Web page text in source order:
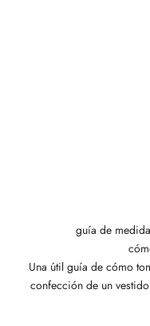
guía de
Una útil guía de cómo
confección de un vestido